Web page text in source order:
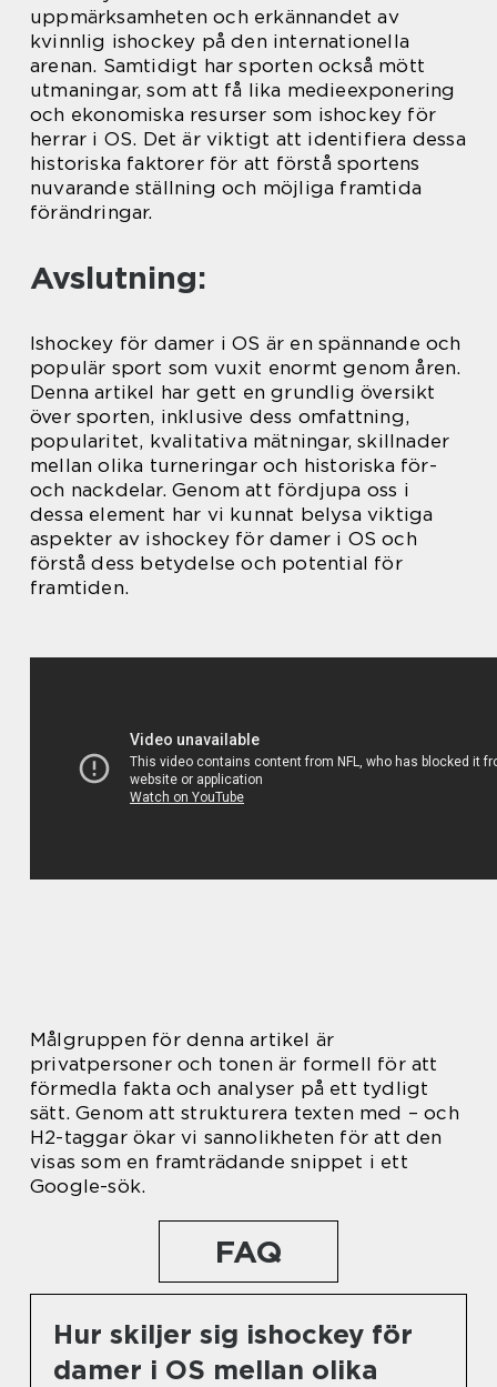
uppmärksamheten och erkännandet av
kvinnlig ishockey på den internationella
arenan. Samtidigt har sporten också mött
utmaningar, som att få lika medieexponering
och ekonomiska resurser som ishockey för
herrar i OS. Det är viktigt att identifiera dessa
historiska faktorer för att förstå sportens
nuvarande ställning och möjliga framtida
förändringar.
Avslutning:
Ishockey för damer i OS är en spännande och
populär sport som vuxit enormt genom åren.
Denna artikel har gett en grundlig översikt
över sporten, inklusive dess omfattning,
popularitet, kvalitativa mätningar, skillnader
mellan olika turneringar och historiska för-
och nackdelar. Genom att fördjupa oss i
dessa element har vi kunnat belysa viktiga
aspekter av ishockey för damer i OS och
förstå dess betydelse och potential för
framtiden.
Målgruppen för denna artikel är
privatpersoner och tonen är formell för att
förmedla fakta och analyser på ett tydligt
sätt. Genom att strukturera texten med – och
H2-taggar ökar vi sannolikheten för att den
visas som en framträdande snippet i ett
Google-sök.
FAQ
Hur skiljer sig ishockey för
damer i OS mellan olika